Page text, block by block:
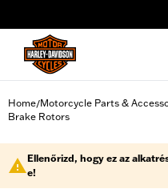
Home/Motorcycle Parts &
Brake Rotors
Ellenőrizd, hogy ez az
e!